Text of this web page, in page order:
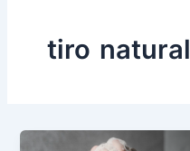
tiro natural